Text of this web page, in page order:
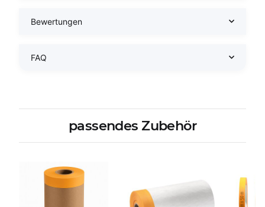
Bewertungen
FAQ
passendes Zubehör